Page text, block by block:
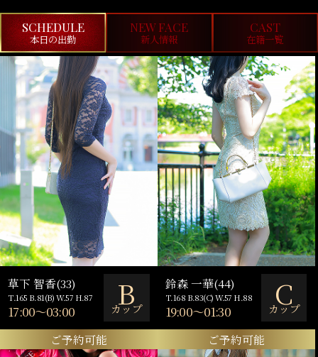
SCHEDULE
本日の出勤
NEW FACE
新人情報
CAST
在籍一覧
草下 智香(33)
T.165 B.81(B) W.57 H.87
17:00～03:00 B
カップ
ご予約可能
鈴森 一華(44)
T.168 B.83(C) W.57 H.88
19:00～01:30 C
カップ
ご予約可能